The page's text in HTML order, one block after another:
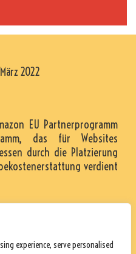
experience, serve personalised
2022
EU Partnerprogramm
das für Websites
durch die Platzierung
verdient